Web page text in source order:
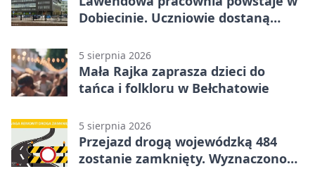
Dobiecinie. Uczniowie dostaną
5 sierpnia 2026
Mała Rajka zaprasza dzieci do
tańca i folkloru w Bełchatowie
5 sierpnia 2026
Przejazd drogą wojewódzką 484
zostanie zamknięty. Wyznaczono